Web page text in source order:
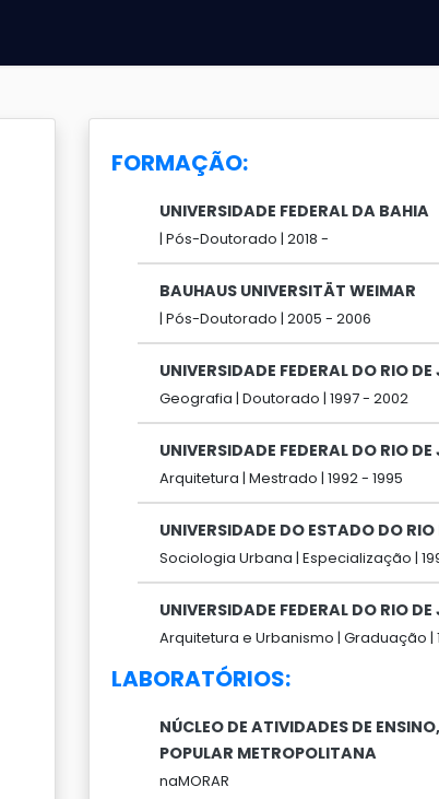
FORMAÇÃO:
UNIVERSIDADE FEDERAL DA BAHIA
| Pós-Doutorado | 2018 -
BAUHAUS UNIVERSITÄT WEIMAR
| Pós-Doutorado | 2005 - 2006
UNIVERSIDADE FEDERAL DO RIO
Geografia | Doutorado | 1997 - 2002
UNIVERSIDADE FEDERAL DO RIO
Arquitetura | Mestrado | 1992 - 1995
UNIVERSIDADE DO ESTADO DO
Sociologia Urbana | Especialização |
UNIVERSIDADE FEDERAL DO RIO
Arquitetura e Urbanismo | Graduação |
LABORATÓRIOS:
NÚCLEO DE ATIVIDADES DE
POPULAR METROPOLITANA
naMORAR